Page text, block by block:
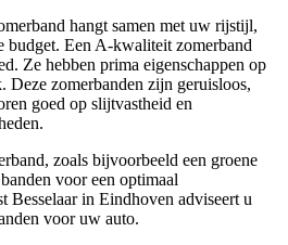
hangt samen met uw rijstijl,
budget. Een A-kwaliteit zomerband
Ze hebben prima eigenschappen op
Deze zomerbanden zijn geruisloos,
goed op slijtvastheid en
zoals bijvoorbeeld een groene
voor een optimaal
Besselaar in Eindhoven adviseert u
voor uw auto.